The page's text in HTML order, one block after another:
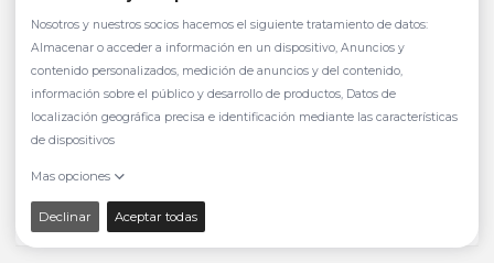
Visión de un Mercado Regulado a uno
Competitivo con un Equipo de Alto
Ver evento en diferido 13:00h - 14:00h
Rita Knop